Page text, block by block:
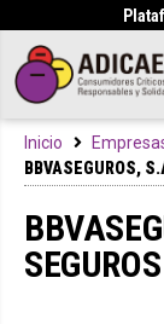
Inicio
BBVASEGUROS,